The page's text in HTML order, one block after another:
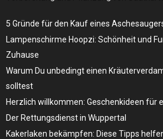
5 Gründe für den Kauf eines
Lampenschirme Hoopzi: Schönheit und
Zuhause
Warum Du unbedingt einen
solltest
Herzlich willkommen: Geschenkideen für
Der Rettungsdienst in Wuppertal
Kakerlaken bekämpfen: Diese Tipps